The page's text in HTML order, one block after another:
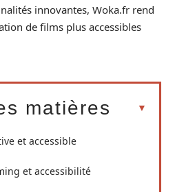
innovantes, Woka.fr rend
de films plus accessibles
matières
et accessible
et accessibilité